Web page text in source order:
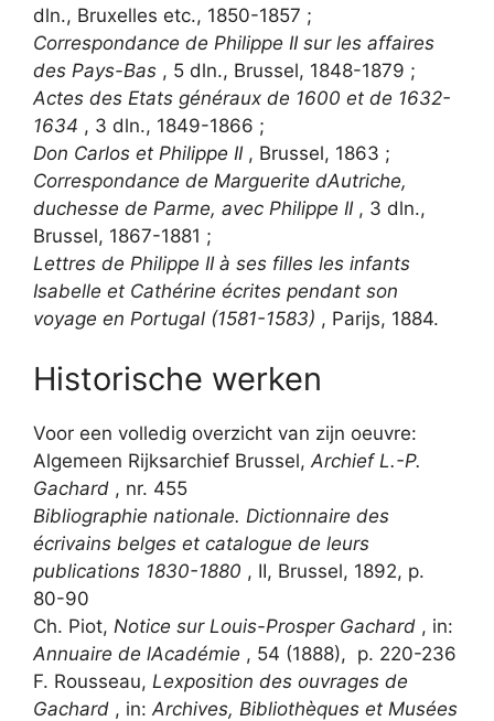
dln., Bruxelles etc., 1850-1857 ;
Correspondance de Philippe II sur les affaires
des Pays-Bas , 5 dln., Brussel, 1848-1879 ;
Actes des Etats généraux de 1600 et de 1632-
1634 , 3 dln., 1849-1866 ;
Don Carlos et Philippe II , Brussel, 1863 ;
Correspondance de Marguerite dAutriche,
duchesse de Parme, avec Philippe II , 3 dln.,
Brussel, 1867-1881 ;
Lettres de Philippe II à ses filles les infants
Isabelle et Cathérine écrites pendant son
voyage en Portugal (1581-1583) , Parijs, 1884.
Historische werken
Voor een volledig overzicht van zijn oeuvre:
Algemeen Rijksarchief Brussel,Archief L.-P.
Gachard , nr. 455
Bibliographie nationale. Dictionnaire des
écrivains belges et catalogue de leurs
publications 1830-1880 , II, Brussel, 1892, p.
80-90
Ch. Piot, Notice sur Louis-Prosper Gachard , in:
Annuaire de lAcadémie , 54 (1888), p. 220-236
F. Rousseau, Lexposition des ouvrages de
Gachard , in:Archives, Bibliothèques et Musées